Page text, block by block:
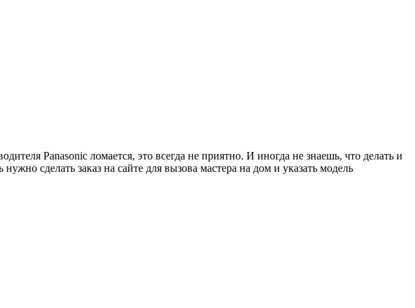
Panasonic ломается, это всегда не приятно. И иногда не знаешь, что делать и
сделать заказ на сайте для вызова мастера на дом и указать модель